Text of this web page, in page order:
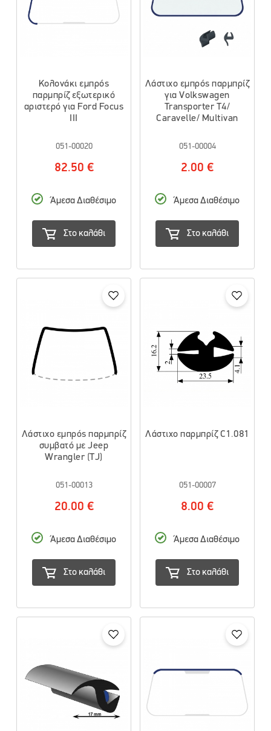
Κολονάκι εμπρός
παρμπρίζ εξωτερικό
αριστερό για Ford Focus
III
051-00020
82.50 €
Άμεσα Διαθέσιμο
Στο καλάθι
Λάστιχο εμπρός παρμπρίζ
για Volkswagen
Transporter T4/
Caravelle/ Multivan
051-00004
2.00 €
Άμεσα Διαθέσιμο
Στο καλάθι
Λάστιχο εμπρός παρμπρίζ
συμβατό με Jeep
Wrangler (TJ)
051-00013
20.00 €
Άμεσα Διαθέσιμο
Στο καλάθι
Λάστιχο παρμπρίζ C1.081
051-00007
8.00 €
Άμεσα Διαθέσιμο
Στο καλάθι